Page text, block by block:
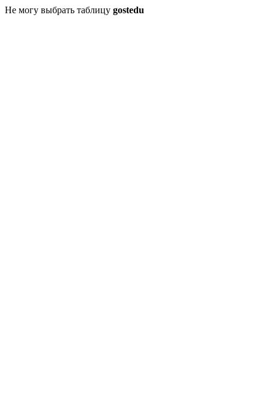
Не могу выбрать таблицу gostedu